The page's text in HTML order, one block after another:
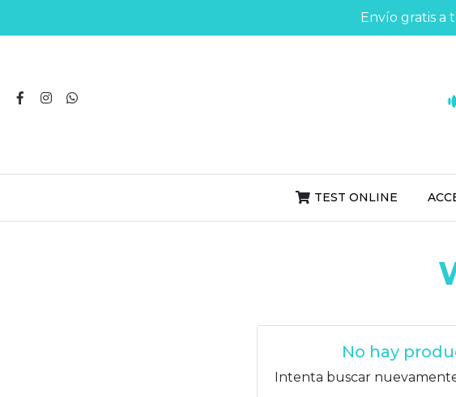
Envío gratis a
TEST ONLINE
No hay
Intenta buscar